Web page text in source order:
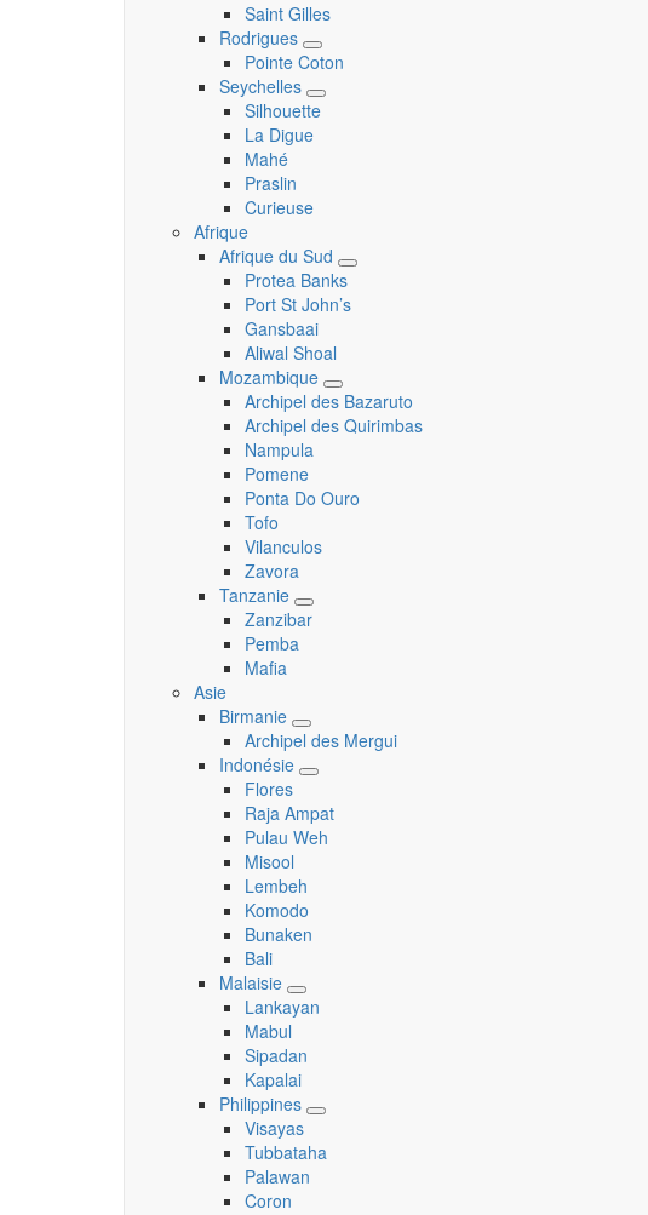
Toggle
Saint Gilles
Rodrigues
Toggle
Pointe Coton
Seychelles
Toggle
Silhouette
La Digue
Mahé
Praslin
Curieuse
Afrique
Afrique du Sud
submenu
Protea Banks
Port St John’s
Gansbaai
Aliwal Shoal
Mozambique
Toggle
submenu
Archipel des Bazaruto
Archipel des Quirimbas
Nampula
Pomene
Ponta Do Ouro
Tofo
Vilanculos
Zavora
Tanzanie
Toggle
Zanzibar
Pemba
Mafia
Asie
Birmanie
Toggle
Archipel des Mergui
Indonésie
submenu
Flores
Raja Ampat
Pulau Weh
Misool
Lembeh
Komodo
Bunaken
Bali
Malaisie
Toggle
Lankayan
Mabul
Sipadan
Kapalai
Philippines
submenu
Visayas
Tubbataha
Palawan
Coron